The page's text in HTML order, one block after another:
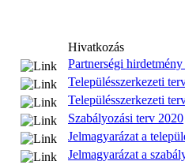
Hivatkozás
Partnerségi
Településszerkezeti
Településszerkezeti
Szabályozási terv 2020
Jelmagyarázat a
Jelmagyarázat a